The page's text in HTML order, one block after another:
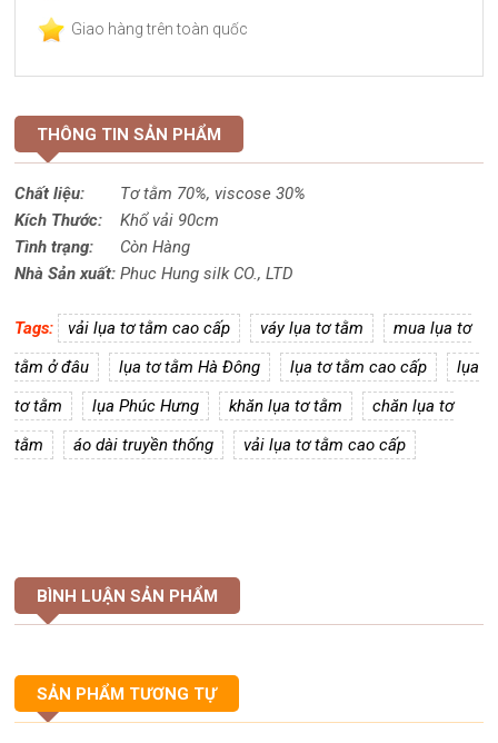
Giao hàng trên toàn quốc
THÔNG TIN SẢN PHẨM
Chất liệu: Tơ tằm 70%, viscose30%
Kích Thước: Khổ vải 90cm
Tình trạng: Còn Hàng
Nhà Sản xuất: Phuc Hung silk CO., LTD
Tags: vải lụa tơ tằm cao cấp váy lụa tơ tằm
mua lụa tơ
tằm ở đâu
lụa tơ tằm Hà Đông lụa tơ tằm cao cấp
lụa
tơ tằm
lụa Phúc Hưng khăn lụa tơ tằm
chăn lụa tơ
tằm
áo dài truyền thống vải lụa tơ tằm cao cấp
BÌNH LUẬN SẢN PHẨM
SẢN PHẨM TƯƠNG TỰ